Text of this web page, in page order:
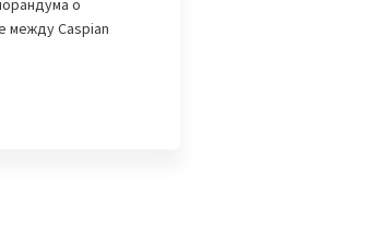
о
между Caspian